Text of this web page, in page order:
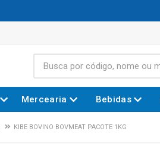
Mercearia Bebidas
KIBE BOVINO BOVMEAT PACOTE 1KG